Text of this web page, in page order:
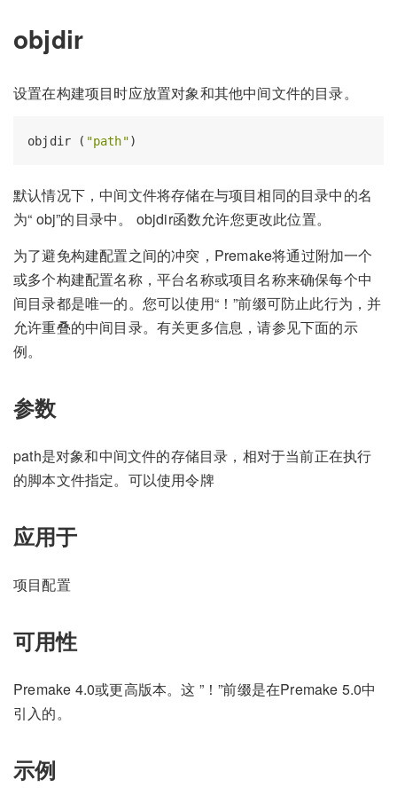
objdir
设置在构建项目时应放置对象和其他中间文件的目录。
objdir ( "path"
默认情况下，中间文件将存储在与项目相同的目录中的名
为“ obj”的目录中。 objdir函数允许您更改此位置。
为了避免构建配置之间的冲突，Premake将通过附加一个
或多个构建配置名称，平台名称或项目名称来确保每个中
间目录都是唯一的。您可以使用“！”前缀可防止此行为，并
允许重叠的中间目录。有关更多信息，请参见下面的示
例。
参数
path是对象和中间文件的存储目录，相对于当前正在执行
的脚本文件指定。可以使用令牌
应用于
项目配置
可用性
Premake 4.0或更高版本。这 ”！”前缀是在Premake 5.0中
引入的。
示例